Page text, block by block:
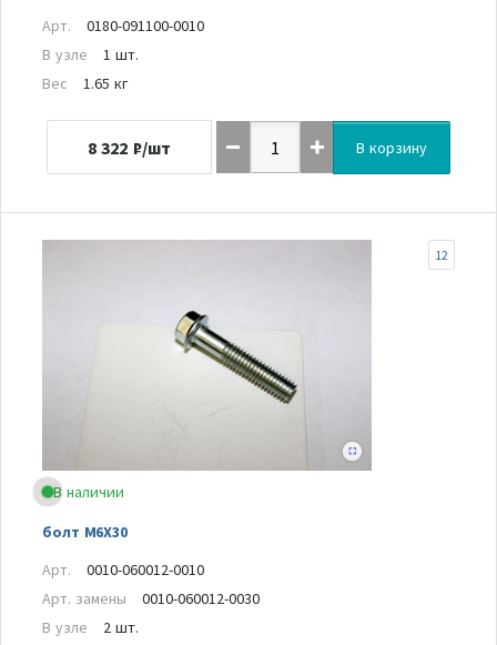
Арт.
0180-091100-0010
В узле
1 шт.
Вес
1.65 кг
8 322 ₽/шт В корзину
В наличии
болт M6X30
12
Арт.
0010-060012-0010
Арт. замены
0010-060012-0030
В узле
2 шт.